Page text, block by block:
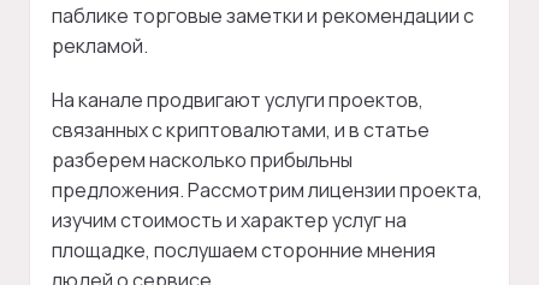
паблике торговые заметки и рекомендации с
рекламой.
На канале продвигают услуги проектов,
связанных с криптовалютами, и в статье
разберем насколько прибыльны
предложения. Рассмотрим лицензии проекта,
изучим стоимость и характер услуг на
площадке, послушаем сторонние мнения